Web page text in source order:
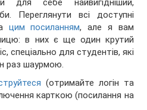
для себе найвигідніший,
Переглянути всі доступні
цим посиланням, але я вам
в них є ще один крутий
спеціально для студентів, які
раз шаурмою.
(отримайте логін та
карткою (посилання на